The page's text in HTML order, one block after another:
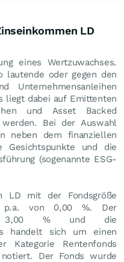
LD
eines Wertzuwachses.
lautende oder gegen den
Unternehmensanleihen
liegt dabei auf Emittenten
und Asset Backed
Bei der Auswahl
neben dem finanziellen
Gesichtspunkte und die
(sogenannte ESG-
LD mit der Fondsgröße
p.a. von 0,00 %. Der
3,00 % und die
handelt sich um einen
Kategorie Rentenfonds
Der Fonds wurde